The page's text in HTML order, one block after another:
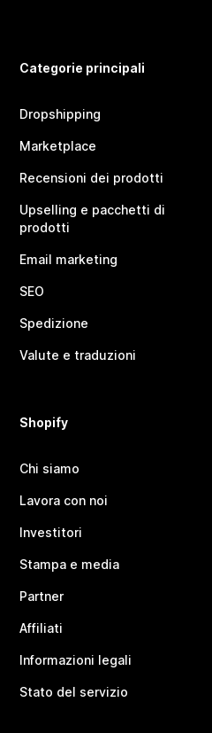
Categorie principali
Dropshipping
Marketplace
Recensioni dei prodotti
Upselling e pacchetti di
prodotti
Email marketing
SEO
Spedizione
Valute e traduzioni
Shopify
Chi siamo
Lavora con noi
Investitori
Stampa e media
Partner
Affiliati
Informazioni legali
Stato del servizio